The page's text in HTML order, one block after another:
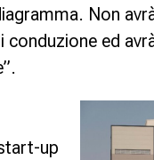
Non
conduzione ed
”.
up